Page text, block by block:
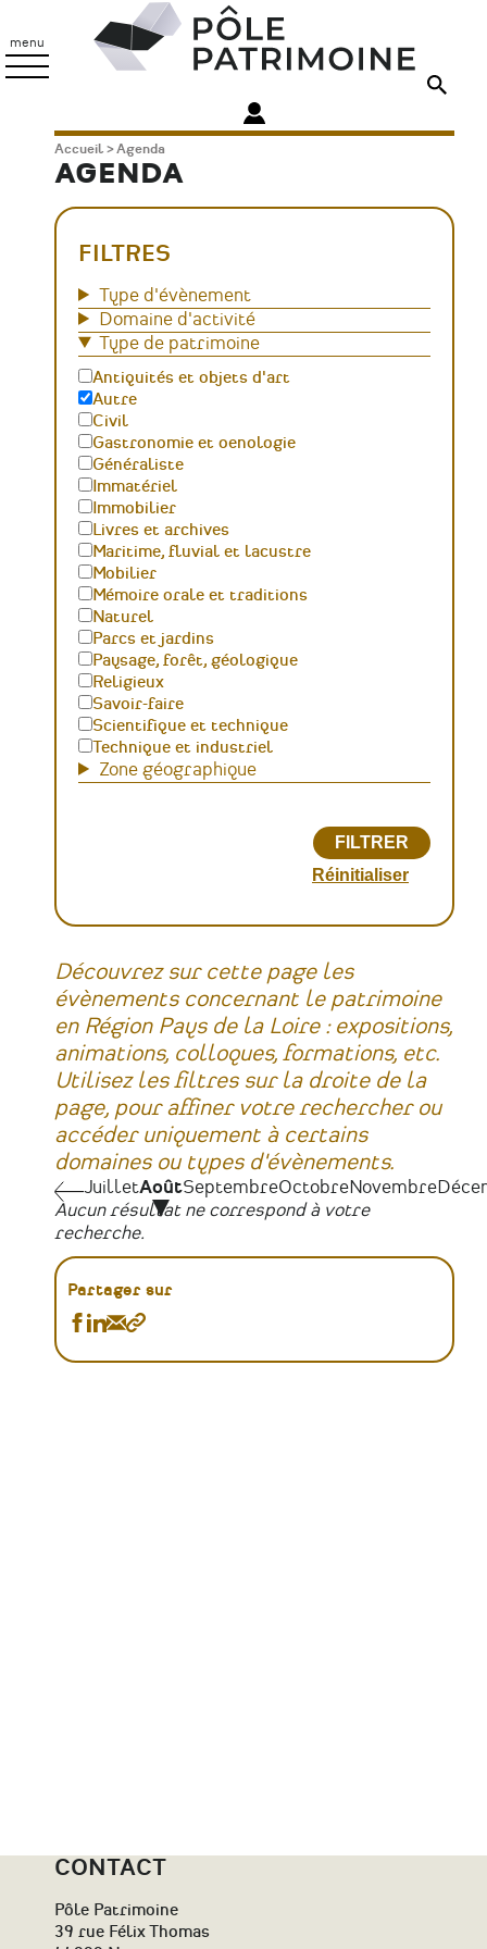
contenu
principal
menu
Patrimoine
Fil
d'Ariane
Accueil Agenda
AGENDA
Découvrez sur cette page les
évènements concernant le patrimoine
en Région Pays de la Loire : expositions,
animations, colloques, formations, etc.
Utilisez les filtres sur la droite de la
page, pour affiner votre rechercher ou
accéder uniquement à certains
domaines ou types d'évènements.
Pagination
JuilletJuilletAoûtSeptembreOctobreNovembre
Aucun résultat ne correspond à votre
recherche.
FILTRES
Type d'évènement
Domaine d'activité
Type de patrimoine
Antiquités et objets d'art
Autre
Civil
Gastronomie et oenologie
Généraliste
Immatériel
Immobilier
Livres et archives
Maritime, fluvial et lacustre
Mobilier
Mémoire orale et traditions
Naturel
Parcs et jardins
Paysage, forêt, géologique
Religieux
Savoir-faire
Scientifique et technique
Technique et industriel
Zone géographique
Partager sur
Partager
sur
Partager
sur
Partager
parlien
CONTACT
Pôle Patrimoine
39 rue Félix Thomas